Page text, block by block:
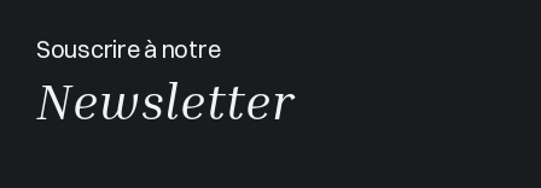
Souscrire à notre
Newsletter